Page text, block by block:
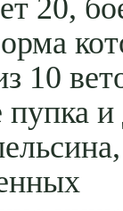
20,
10
и